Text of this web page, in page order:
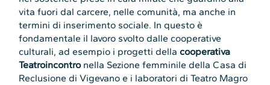
vita fuori dal carcere, nelle comunità, ma anche in
termini di inserimento sociale. In questo è
fondamentale il lavoro svolto dalle cooperative
culturali, ad esempio i progetti dellacooperativa
Teatroincontronella Sezione femminile della Casa di
Reclusione di Vigevano e i laboratori di Teatro Magro